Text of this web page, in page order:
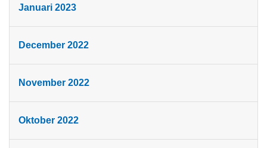
Januari 2023
December 2022
November 2022
Oktober 2022